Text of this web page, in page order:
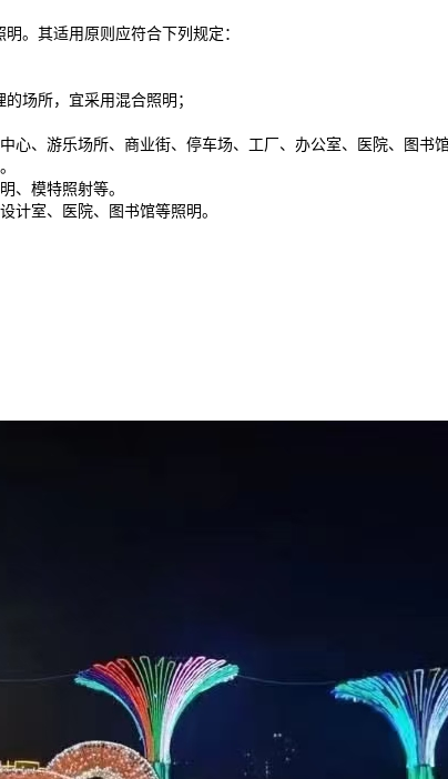
。其适用原则应符合下列规定：
场所，宜采用混合照明；
、游乐场所、商业街、停车场、工厂、办公室、医院、图书
、模特照射等。
计室、医院、图书馆等照明。